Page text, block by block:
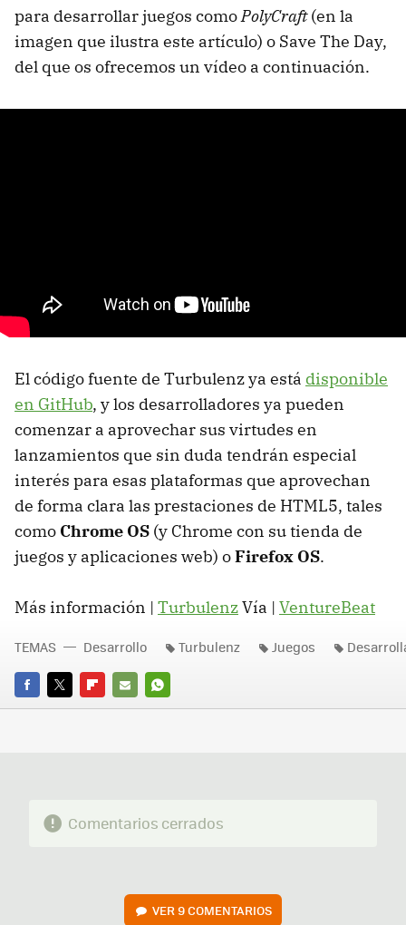
para desarrollar juegos comoPolyCraft(en la
imagen que ilustra este artículo) o Save The Day,
del que os ofrecemos un vídeo a continuación.
El código fuente de Turbulenz ya está disponible
en GitHub, y los desarrolladores ya pueden
comenzar a aprovechar sus virtudes en
lanzamientos que sin duda tendrán especial
interés para esas plataformas que aprovechan
de forma clara las prestaciones de HTML5, tales
como Chrome OS (y Chrome con su tienda de
juegos y aplicaciones web) oFirefox OS.
Más información | TurbulenzVía | VentureBeat
FACEBOOK
TWITTERFLIPBOARD
E-
WHATSAPP
TEMAS Desarrollo Turbulenz Juegos
Comentarios cerrados
VER9 COMENTARIOS